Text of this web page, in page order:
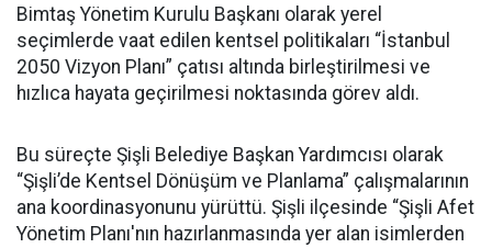
Bimtaş Yönetim Kurulu Başkanı olarak yerel
seçimlerde vaat edilen kentsel politikaları “İstanbul
2050 Vizyon Planı” çatısı altında birleştirilmesi ve
hızlıca hayata geçirilmesi noktasında görev aldı.
Bu süreçte Şişli Belediye Başkan Yardımcısı olarak
“Şişli’de Kentsel Dönüşüm ve Planlama” çalışmalarının
ana koordinasyonunu yürüttü. Şişli ilçesinde “Şişli Afet
Yönetim Planı'nın hazırlanmasında yer alan isimlerden